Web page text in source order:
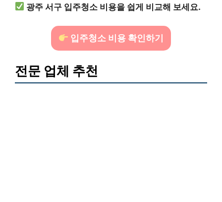
광주 서구 입주청소 비용을 쉽게 비교해 보세요.
입주청소 비용 확인하기
전문 업체 추천